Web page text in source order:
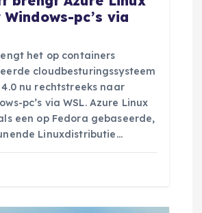
pc’s via
het op containers
cloudbesturingssysteem
nu rechtstreeks naar
pc’s via WSL. Azure Linux
een op Fedora gebaseerde,
Linuxdistributie…